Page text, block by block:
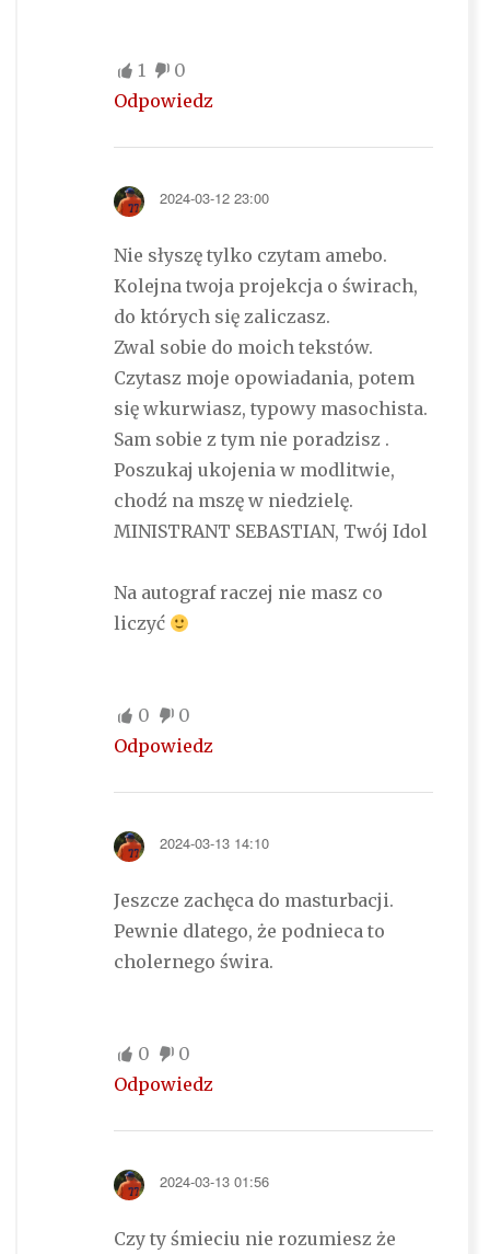
1
0
Odpowiedz
2024-03-12 23:00
Nie słyszę tylko czytam amebo.
Kolejna twoja projekcja o świrach,
do których się zaliczasz.
Zwal sobie do moich tekstów.
Czytasz moje opowiadania, potem
się wkurwiasz, typowy masochista.
Sam sobie z tym nie poradzisz .
Poszukaj ukojenia w modlitwie,
chodź na mszę w niedzielę.
MINISTRANT SEBASTIAN, Twój Idol
Na autograf raczej nie masz co
liczyć
0
0
Odpowiedz
2024-03-13 14:10
Jeszcze zachęca do masturbacji.
Pewnie dlatego, że podnieca to
cholernego świra.
0
0
Odpowiedz
2024-03-13 01:56
Czy ty śmieciu nie rozumiesz że